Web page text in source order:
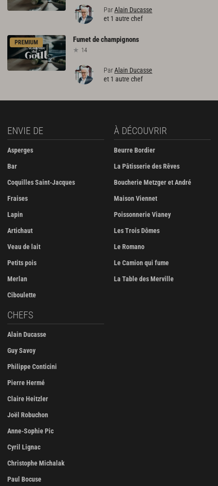
ParAlain Ducasse
et 1 autre chef
PREMIUM Fumetdechampignons
14
ParAlain Ducasse
et 1 autre chef
ENVIE DE
Asperges
Bar
Coquilles Saint-Jacques
Fraises
Lapin
Artichaut
Veau de lait
Petits pois
Merlan
Ciboulette
À DÉCOUVRIR
Beurre Bordier
La Pâtisserie des Rêves
Boucherie Metzger et André
Maison Viennet
Poissonnerie Vianey
Les Trois Dômes
Le Romano
Le Camion qui fume
La Table des Merville
CHEFS
Alain Ducasse
Guy Savoy
Philippe Conticini
Pierre Hermé
Claire Heitzler
Joël Robuchon
Anne-Sophie Pic
Cyril Lignac
Christophe Michalak
Paul Bocuse